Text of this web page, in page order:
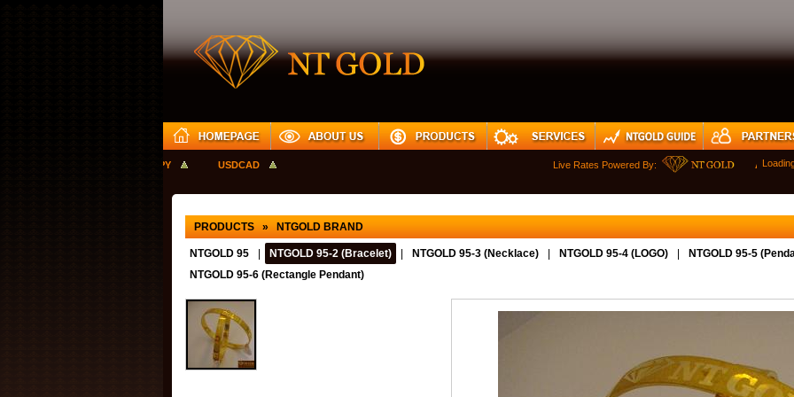
USDCAD Live Rates Powered By: AUDUSD
PRODUCTS » NTGOLD BRAND
NTGOLD 95 NTGOLD 95-2 (Bracelet) NTGOLD 95-3 (Necklace) NTGOLD 95-4 (LOGO) NTGOLD 95-5
NTGOLD 95-6 (Rectangle Pendant)